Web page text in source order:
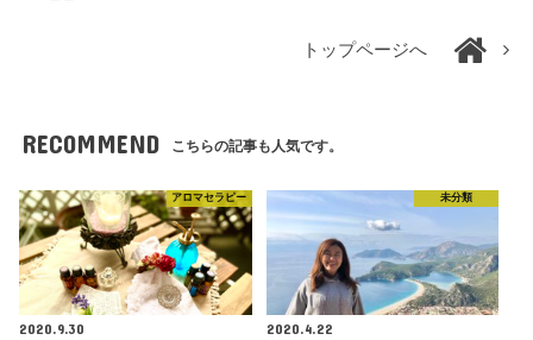
トップページへ
RECOMMEND こちらの記事も人気です。
アロマセラピー
2020.9.30
未分類
2020.4.22